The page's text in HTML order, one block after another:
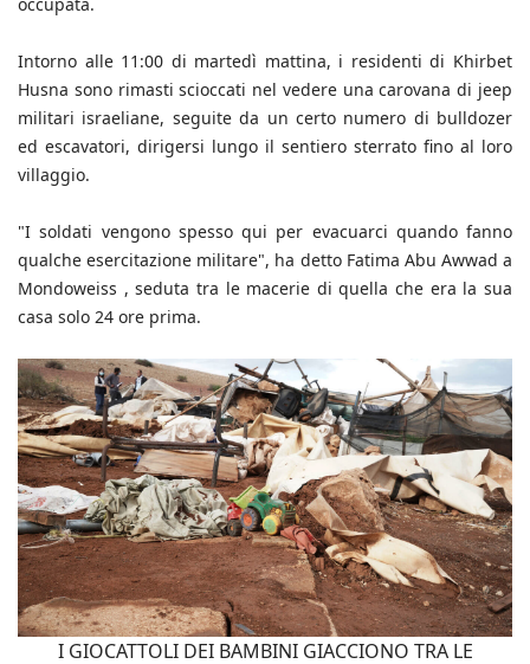
Intorno alle 11:00 di martedì mattina, i residenti di Khirbet
Husna sono rimasti scioccati nel vedere una carovana di jeep
militari israeliane, seguite da un certo numero di bulldozer
ed escavatori, dirigersi lungo il sentiero sterrato fino al loro
villaggio.
"I soldati vengono spesso qui per evacuarci quando fanno
qualche esercitazione militare", ha detto Fatima Abu Awwad a
Mondoweiss , seduta tra le macerie di quella che era la sua
casa solo 24 ore prima.
I GIOCATTOLI DEI BAMBINI GIACCIONO TRA LE